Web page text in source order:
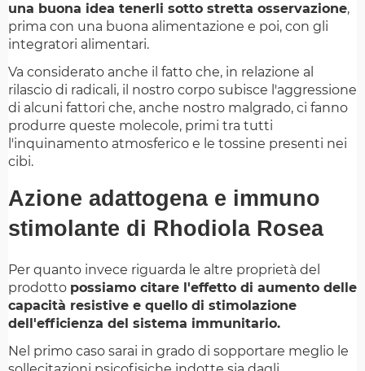
una buona idea tenerli sotto stretta osservazione,
prima con una buona alimentazione e poi, con gli
integratori alimentari.
Va considerato anche il fatto che, in relazione al
rilascio di radicali, il nostro corpo subisce l'aggressione
di alcuni fattori che, anche nostro malgrado, ci fanno
produrre queste molecole, primi tra tutti
l'inquinamento atmosferico e le tossine presenti nei
cibi.
Azione adattogena e immuno
stimolante di Rhodiola Rosea
Per quanto invece riguarda le altre proprietà del
prodotto possiamo citare l'effetto di aumento delle
capacità resistive e quello di stimolazione
dell'efficienza del sistema immunitario.
Nel primo caso sarai in grado di sopportare meglio le